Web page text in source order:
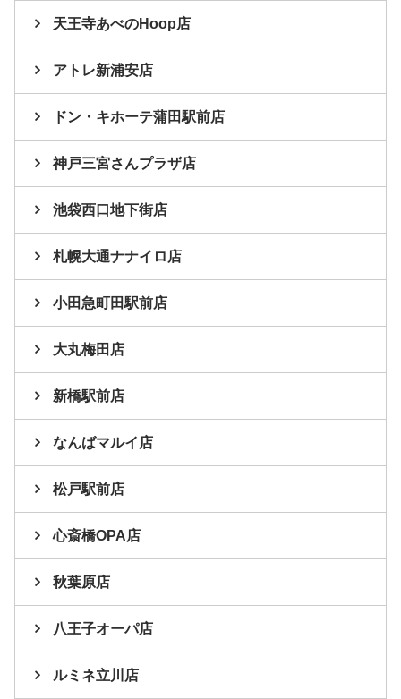
天王寺あべのHoop店
アトレ新浦安店
ドン・キホーテ蒲田駅前店
神戸三宮さんプラザ店
池袋西口地下街店
札幌大通ナナイロ店
小田急町田駅前店
大丸梅田店
新橋駅前店
なんばマルイ店
松戸駅前店
心斎橋OPA店
秋葉原店
八王子オーパ店
ルミネ立川店